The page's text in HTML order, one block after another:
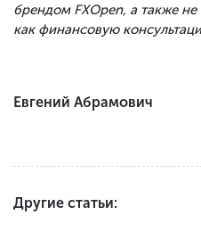
брендом FXOpen, а также не
как финансовую
Евгений Абрамович
Другие статьи: